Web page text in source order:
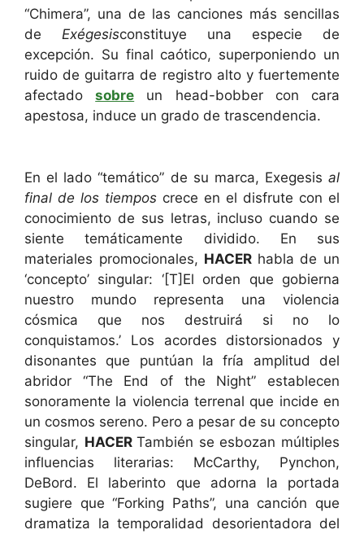
“Chimera”, una de las canciones más sencillas
de Exégesisconstituye una especie de
excepción. Su final caótico, superponiendo un
ruido de guitarra de registro alto y fuertemente
afectadosobre un head-bobber con cara
apestosa, induce un grado de trascendencia.
En el lado “temático” de su marca, Exegesis al
final de los tiempos crece en el disfrute con el
conocimiento de sus letras, incluso cuando se
siente temáticamente dividido. En sus
materiales promocionales, HACER habla de un
‘concepto’ singular: ‘[T]El orden que gobierna
nuestro mundo representa una violencia
cósmica que nos destruirá si no lo
conquistamos.’ Los acordes distorsionados y
disonantes que puntúan la fría amplitud del
abridor “The End of the Night” establecen
sonoramente la violencia terrenal que incide en
un cosmos sereno. Pero a pesar de su concepto
singular, HACERTambién se esbozan múltiples
influencias literarias: McCarthy, Pynchon,
DeBord. El laberinto que adorna la portada
sugiere que “Forking Paths”, una canción que
dramatiza la temporalidad desorientadora del